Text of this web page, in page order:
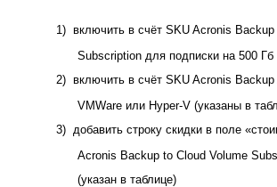
1) включить в счёт SKU Acronis
Subscription для подписки на 500 Гб
2) включить в счёт SKU Acronis
VMWare или Hyper-V (указаны в
3) добавить строку скидки в поле
Acronis Backup to Cloud Volume
(указан в таблице)